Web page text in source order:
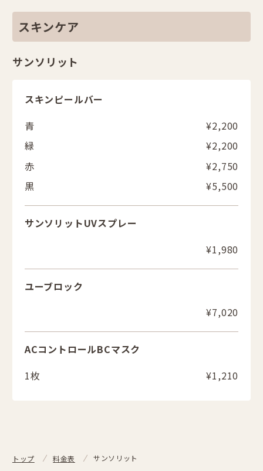
スキンケア
サンソリット
スキンピールバー
青
¥2,200
緑
¥2,200
赤
¥2,750
黒
¥5,500
サンソリットUVスプレー
¥1,980
ユーブロック
¥7,020
ACコントロールBCマスク
1枚
¥1,210
トップ 料金表 サンソリット